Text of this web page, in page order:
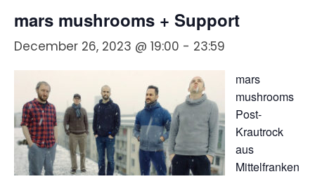
mars mushrooms + Support
December 26, 2023 @ 19:00 - 23:59
mars
mushrooms
Post-
Krautrock
aus
Mittelfranken